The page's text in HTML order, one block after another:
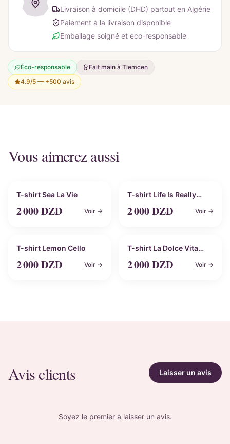
Livraison à domicile (DHD) partout en Algérie
Paiement à la livraison disponible
Emballage soigné et éco-responsable
Éco-responsable
Fait main à Tlemcen
4.9/5 — +500 avis
Vous aimerez aussi
Personnalisable
T-shirt Sea La Vie
2 000DZD Voir →
Personnalisable
T-shirt Life Is Really
2 000DZD Voir →
Personnalisable
T-shirt Lemon Cello
2 000DZD Voir →
Personnalisable
T-shirt La Dolce Vita
2 000DZD Voir →
Avis clients Laisser un avis
Soyez le premier à laisser un avis.